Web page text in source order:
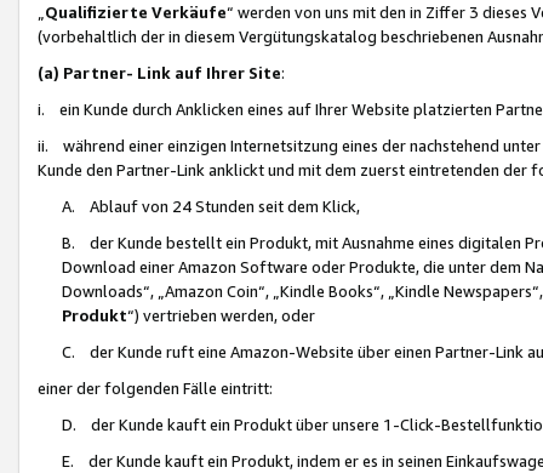
Qualifizierte Verkäufe“ werden von uns mit den in Ziffer 3
(vorbehaltlich der in diesem Vergütungskatalog beschriebenen
(a) Partner- Link auf Ihrer Site:
i. ein Kunde durch Anklicken eines auf Ihrer Website platzierten
ii. während einer einzigen Internetsitzung eines der nachstehend
Kunde den Partner-Link anklickt und mit dem zuerst eintretenden der
A. Ablauf von 24 Stunden seit dem Klick,
B. der Kunde bestellt ein Produkt, mit Ausnahme eines digitalen
Download einer Amazon Software oder Produkte, die unter dem
Downloads“, „Amazon Coin“, „Kindle Books“, „Kindle
Produkt“) vertrieben werden, oder
C. der Kunde ruft eine Amazon-Website über einen Partner-Link
einer der folgenden Fälle eintritt:
D. der Kunde kauft ein Produkt über unsere 1-Click-
E. der Kunde kauft ein Produkt, indem er es in seinen